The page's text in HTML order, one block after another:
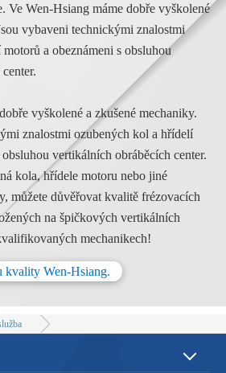
Ve Wen-Hsiang máme dobře vyškolené
vybaveni technickými znalostmi
a obeznámeni s obsluhou
vyškolené a zkušené mechaniky.
znalostmi ozubených kol a hřídelí
vertikálních obráběcích center.
kola, hřídele motoru nebo jiné
můžete důvěřovat kvalitě frézovacích
na špičkových vertikálních
mechanikech!
kvality Wen-Hsiang.